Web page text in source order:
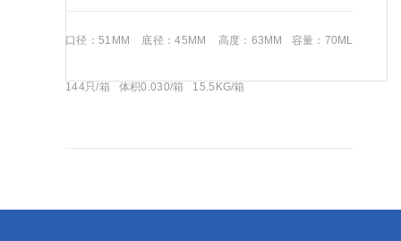
口径：51MM 底径：45MM 高度：63MM 容量：70ML
144只/箱 体积0.030/箱 15.5KG/箱